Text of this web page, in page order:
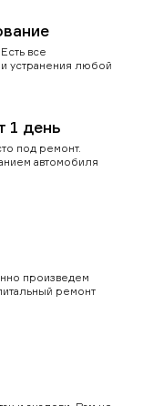
все
устранения любой
1 день
под ремонт.
автомобиля
произведем
ремонт